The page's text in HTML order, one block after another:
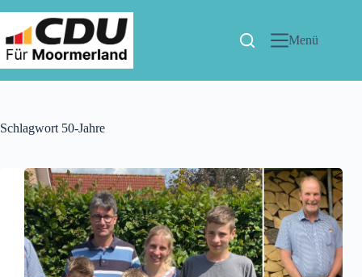
Menü
Schlagwort 50-Jahre